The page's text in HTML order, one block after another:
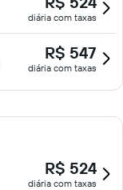
diária com taxas
R$ 547
diária com taxas
R$ 524
diária com taxas